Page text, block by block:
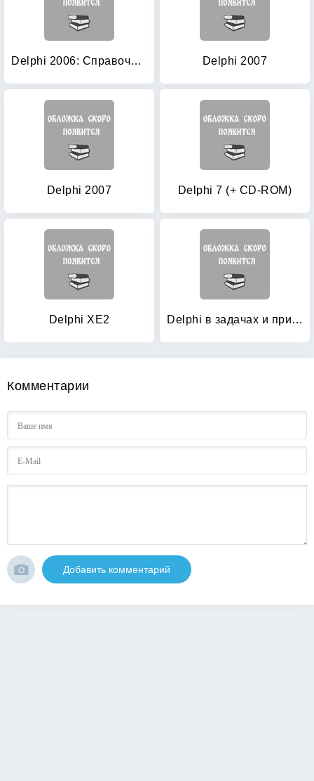
Delphi 2006: Справочное пособие: Язык Delphi, классы, функции Win32 и NET Delphi 2007
Delphi 2007 Delphi 7 (+ CD-ROM)
Delphi XE2 Delphi в задачах и примерах
Комментарии